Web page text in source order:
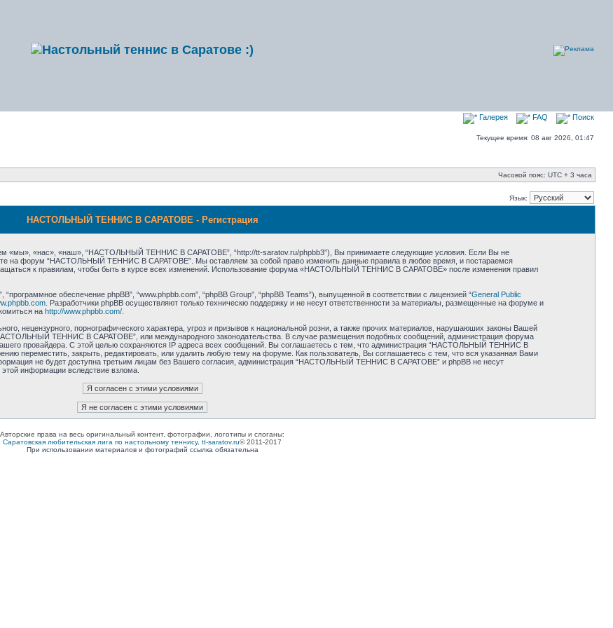
Галерея FAQ Поиск
Текущее время: 08 авг 2026, 01:47
Часовой пояс: UTC + 3 часа
Язык:
НАСТОЛЬНЫЙ ТЕННИС В САРАТОВЕ - Регистрация
«нас», «наш», “НАСТОЛЬНЫЙ ТЕННИС В САРАТОВЕ”, “http://tt-saratov.ru/phpbb3”), Вы принимаете следующие условия. Если Вы не
на форум “НАСТОЛЬНЫЙ ТЕННИС В САРАТОВЕ”. Мы оставляем за собой право изменить данные правила в любое время, и постараемся
к правилам, чтобы быть в курсе всех изменений. Использование форума «НАСТОЛЬНЫЙ ТЕННИС В САРАТОВЕ» после изменения правил
обеспечение phpBB”, “www.phpbb.com”, “phpBB Group”, “phpBB Teams”), выпущенной в соответствии с лицензией “General Public
. Разработчики phpBB осуществляют только техническю поддержку и не несут ответственности за материалы, размещенные на форуме и
на http://www.phpbb.com/.
нецензурного, порнографического характера, угроз и призывов к национальной розни, а также прочих материалов, нарушаюших законы Вашей
ТЕННИС В САРАТОВЕ”, или международного законодательства. В случае размещения подобных сообщений, администрация форума
провайдера. С этой целью сохраняются IP адреса всех сообщений. Вы соглашаетесь с тем, что администрация “НАСТОЛЬНЫЙ ТЕННИС В
переместить, закрыть, редактировать, или удалить любую тему на форуме. Как пользователь, Вы соглашаетесь с тем, что вся указанная Вами
не будет доступна третьим лицам без Вашего согласия, администрация “НАСТОЛЬНЫЙ ТЕННИС В САРАТОВЕ” и phpBB не несут
этой информации вследствие взлома.
Авторские права на весь оригинальный контент, фотографии, логотипы и слоганы:
Саратовская любительская лига по настольному теннису, tt-saratov.ru© 2011-2017
При использовании материалов и фотографий ссылка обязательна